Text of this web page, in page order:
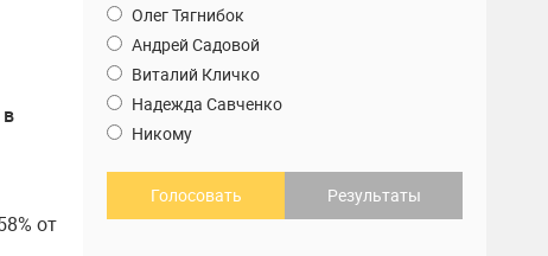
от
Олег Тягнибок
Андрей Садовой
Виталий Кличко
Надежда Савченко
Никому
Голосовать Результаты